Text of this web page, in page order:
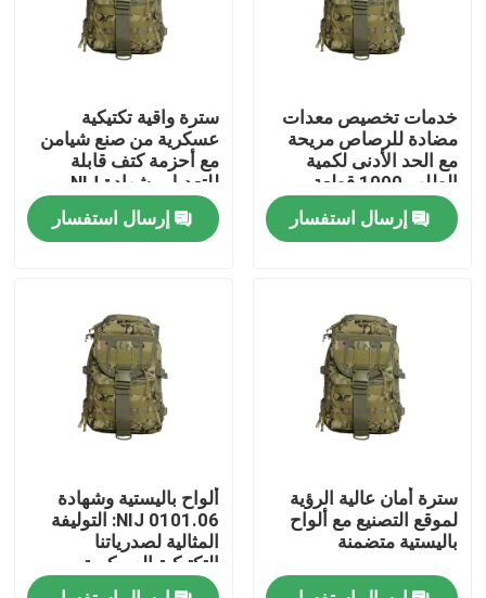
المنتجات
فيديوهات
حولنا
جولة في المصنع
مراقبة الجودة
ملابس عسكرية تكتيكية
سترة عسكرية تكتيكية مضادة للرصاص
خدمات تخصيص معدات
مضادة للرصاص مريحة
مع الحد الأدنى لكمية
الطلب 1000 قطعة
إرسال استفسار
سترة واقية تكتيكية
عسكرية من صنع شيامن
مع أحزمة كتف قابلة
للتعديل وشهادة NIJ
0101.06
إرسال استفسار
سترة أمان عالية الرؤية
لموقع التصنيع مع ألواح
باليستية متضمنة
ألواح باليستية وشهادة
NIJ 0101.06: التوليفة
المثالية لصدرياتنا
التكتيكية العسكرية
الواقية من الرصاص